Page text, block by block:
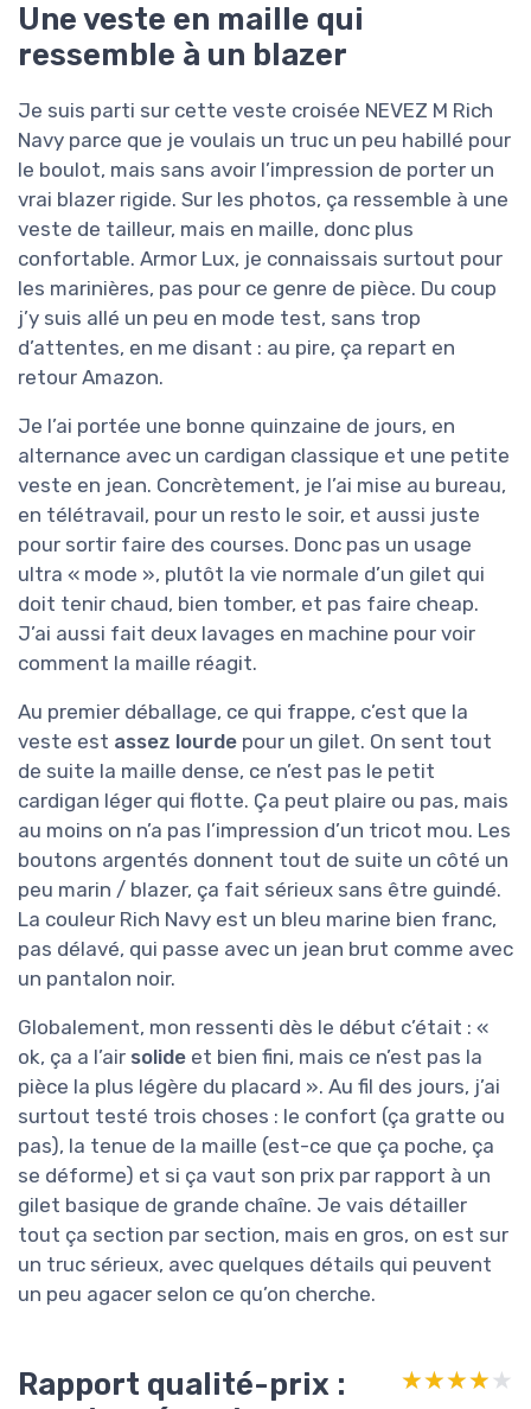
Une veste en maille qui
ressemble à un blazer
Je suis parti sur cette veste croisée NEVEZ M Rich
Navy parce que je voulais un truc un peu habillé pour
le boulot, mais sans avoir l’impression de porter un
vrai blazer rigide. Sur les photos, ça ressemble à une
veste de tailleur, mais en maille, donc plus
confortable. Armor Lux, je connaissais surtout pour
les marinières, pas pour ce genre de pièce. Du coup
j’y suis allé un peu en mode test, sans trop
d’attentes, en me disant : au pire, ça repart en
retour Amazon.
Je l’ai portée une bonne quinzaine de jours, en
alternance avec un cardigan classique et une petite
veste en jean. Concrètement, je l’ai mise au bureau,
en télétravail, pour un resto le soir, et aussi juste
pour sortir faire des courses. Donc pas un usage
ultra « mode », plutôt la vie normale d’un gilet qui
doit tenir chaud, bien tomber, et pas faire cheap.
J’ai aussi fait deux lavages en machine pour voir
comment la maille réagit.
Au premier déballage, ce qui frappe, c’est que la
veste est assez lourde pour un gilet. On sent tout
de suite la maille dense, ce n’est pas le petit
cardigan léger qui flotte. Ça peut plaire ou pas, mais
au moins on n’a pas l’impression d’un tricot mou. Les
boutons argentés donnent tout de suite un côté un
peu marin / blazer, ça fait sérieux sans être guindé.
La couleur Rich Navy est un bleu marine bien franc,
pas délavé, qui passe avec un jean brut comme avec
un pantalon noir.
Globalement, mon ressenti dès le début c’était : «
ok, ça a l’air solide et bien fini, mais ce n’est pas la
pièce la plus légère du placard ». Au fil des jours, j’ai
surtout testé trois choses : le confort (ça gratte ou
pas), la tenue de la maille (est-ce que ça poche, ça
se déforme) et si ça vaut son prix par rapport à un
gilet basique de grande chaîne. Je vais détailler
tout ça section par section, mais en gros, on est sur
un truc sérieux, avec quelques détails qui peuvent
un peu agacer selon ce qu’on cherche.
Rapport qualité-prix :
★★★★★
★★★★★